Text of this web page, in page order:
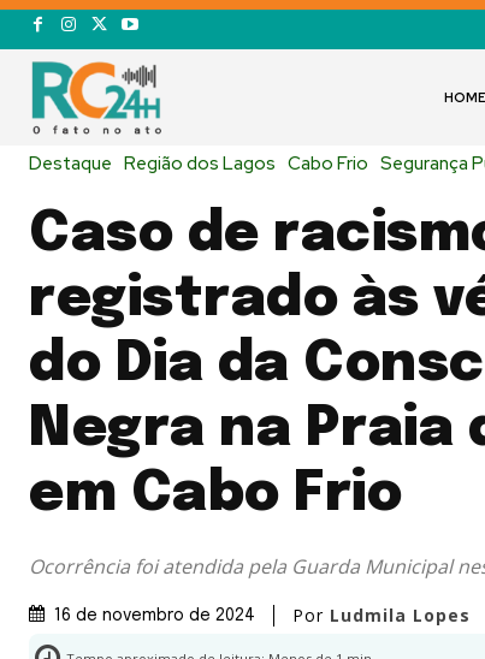
HOME
Destaque Região dos Lagos Cabo Frio Segurança
Caso de
registrado às
do Dia da
Negra na Praia
em Cabo Frio
Ocorrência foi atendida pela Guarda Municipal
16 de novembro de 2024 Por Ludmila Lopes